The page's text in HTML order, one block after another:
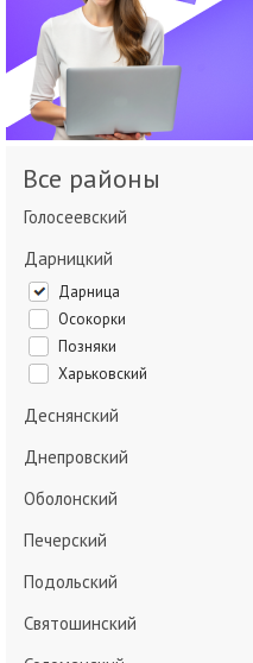
Все районы
Голосеевский
Дарницкий
Дарница
Осокорки
Позняки
Харьковский
Деснянский
Днепровский
Оболонский
Печерский
Подольский
Святошинский